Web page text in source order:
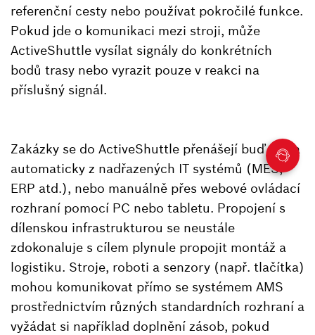
referenční cesty nebo používat pokročilé funkce.
Pokud jde o komunikaci mezi stroji, může
ActiveShuttle vysílat signály do konkrétních
bodů trasy nebo vyrazit pouze v reakci na
příslušný signál.
Zakázky se do ActiveShuttle přenášejí buď zcela
automaticky z nadřazených IT systémů (MES,
ERP atd.), nebo manuálně přes webové ovládací
rozhraní pomocí PC nebo tabletu. Propojení s
dílenskou infrastrukturou se neustále
zdokonaluje s cílem plynule propojit montáž a
logistiku. Stroje, roboti a senzory (např. tlačítka)
mohou komunikovat přímo se systémem AMS
prostřednictvím různých standardních rozhraní a
vyžádat si například doplnění zásob, pokud